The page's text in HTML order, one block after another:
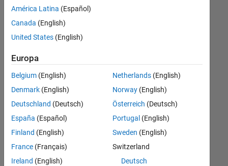
Software Process Engineering
Technical Writing
User Experience
es
keine
offenen
Stellen,
Ihren
Suchkriterien
entsprechen.
können
die
Suchkriterien
weiter
fassen
oder
América Latina (Español)
Canada (English)
United States (English)
Europa
Belgium (English)
Denmark (English)
Deutschland (Deutsch)
España (Español)
Finland (English)
France (Français)
Ireland (English)
Netherlands(English)
Norway(English)
Österreich (Deutsch)
Portugal (English)
Sweden (English)
Switzerland
Deutsch